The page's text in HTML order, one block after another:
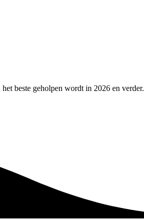
beste geholpen wordt in 2026 en verder.